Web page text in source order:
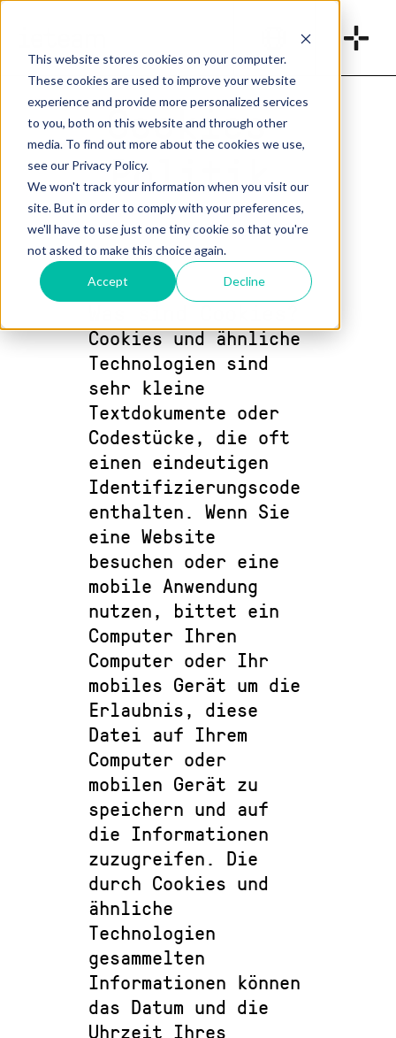
This website stores cookies on your computer.
These cookies are used to improve your website
experience and provide more personalized services
to you, both on this website and through other
media. To find out more about the cookies we use,
see our Privacy Policy.
We won't track your information when you visit our
site. But in order to comply with your preferences,
we'll have to use just one tiny cookie so that you're
not asked to make this choice again.
Accept Decline
Cookies-
Politik_
Was sind Cookies?
Cookies und ähnliche
Technologien sind
sehr kleine
Textdokumente oder
Codestücke, die oft
einen eindeutigen
Identifizierungscode
enthalten. Wenn Sie
eine Website
besuchen oder eine
mobile Anwendung
nutzen, bittet ein
Computer Ihren
Computer oder Ihr
mobiles Gerät um die
Erlaubnis, diese
Datei auf Ihrem
Computer oder
mobilen Gerät zu
speichern und auf
die Informationen
zuzugreifen. Die
durch Cookies und
ähnliche
Technologien
gesammelten
Informationen können
das Datum und die
Uhrzeit Ihres